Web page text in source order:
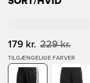
179 kr. 229 kr.
TILGÆNGELIGE FARVER